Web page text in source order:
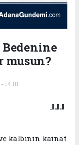
Bedenine
musun?
14:18
kalbinin kainat